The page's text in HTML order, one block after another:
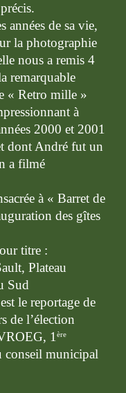
années de sa vie,
la photographie
nous a remis 4
remarquable
« Retro mille »
à
2000 et 2001
dont André fut un
a filmé
à « Barret de
des gîtes
titre :
Plateau
Sud
le reportage de
de l’élection
1ère
conseil municipal